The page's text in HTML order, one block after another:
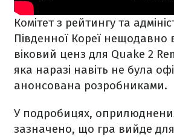
Комітет з рейтингу та
Південної Кореї нещодавно
віковий ценз для Quake 2
яка наразі навіть не була
анонсована розробниками.
У подробицях,
зазначено, що гра вийде